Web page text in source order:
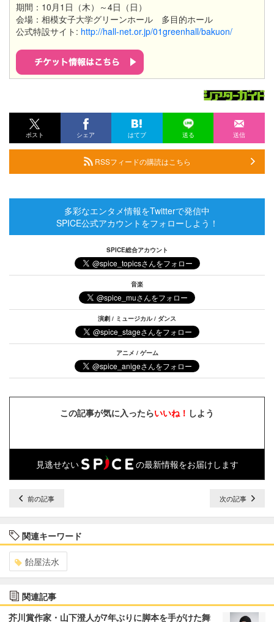
期間：10月1日（木）～4日（日）
会場：相模女子大学グリーンホール 多目的ホール
公式特設サイト: http://hall-net.or.jp/01greenhall/bakuon/
ポスト シェア はてブ 送る 送信
RSSフィードの購読はこちら
多彩なエンタメ情報をTwitterで発信中
SPICE公式アカウントをフォローしよう！
SPICE総合アカウント
音楽
演劇 / ミュージカル / ダンス
アニメ / ゲーム
この記事が気に入ったらいいね！ しよう
見逃せない の最新情報をお届けします
前の記事 次の記事
関連キーワード
飴屋法水
関連記事
芥川賞作家・山下澄人が7年ぶりに脚本を手がけた舞